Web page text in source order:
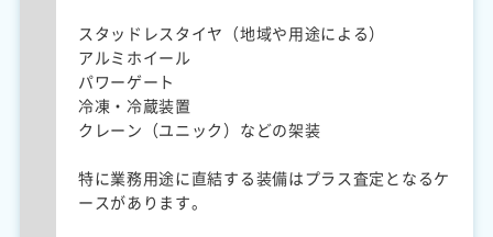
スタッドレスタイヤ（地域や用途による）
アルミホイール
パワーゲート
冷凍・冷蔵装置
クレーン（ユニック）などの架装
特に業務用途に直結する装備はプラス査定となるケ
ースがあります。